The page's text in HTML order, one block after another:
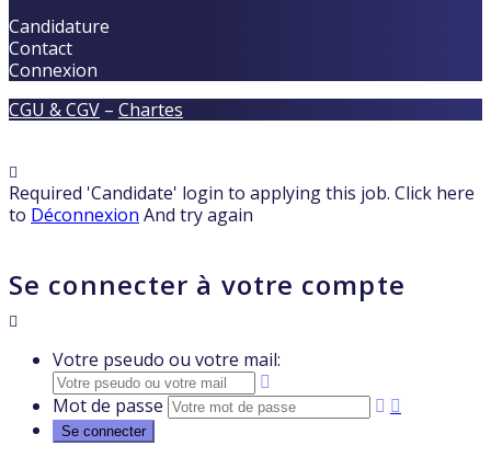
Candidature
Contact
Connexion
CGU & CGV – Chartes
Required 'Candidate' login to applying this job. Click here
to Déconnexion And try again
Se connecter à votre compte
Votre pseudo ou votre mail:
Mot de passe